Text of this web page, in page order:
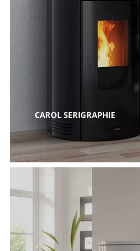
CAROL SERIGRAPHIE